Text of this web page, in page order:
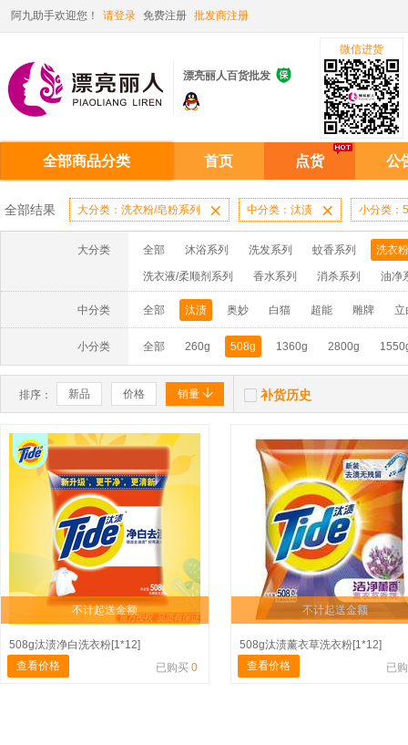
阿九助手欢迎您！ 请登录 免费注册 批发商注册
漂亮丽人百货批发 
微信进货
全部商品分类 首页 点货 公
全部结果 大分类：洗衣粉/皂粉系列  中分类：汰渍  小分类：
大分类 全部 沐浴系列 洗发系列 蚊香系列 洗衣
洗衣液/柔顺剂系列 香水系列 消杀系列 油净
啫喱膏/水系列 厨房油污系列 玻璃/地板/清洁系
牙膏系列 牙刷系列 固发定型系列 染发系列
洗洁精系列 保健品系列 雨伞系列家用帆布洗洁
中分类 全部 汰渍 奥妙 白猫 超能 雕牌 立
小分类 全部 260g 508g 1360g 2800g
排序： 新品 价格 销量   补货历史
不计起送金额
508g汰渍净白洗衣粉[1*12]
查看价格
已购买 0
不计起送金额
508g汰渍薰衣草洗衣粉[1*12]
查看价格
已